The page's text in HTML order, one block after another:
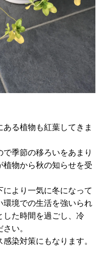
る植物も紅葉してきま
季節の移ろいをあまり
物から秋の知らせを受
より一気に冬になって
環境での生活を強いられ
した時間を過ごし、冷
い。
染対策にもなります。